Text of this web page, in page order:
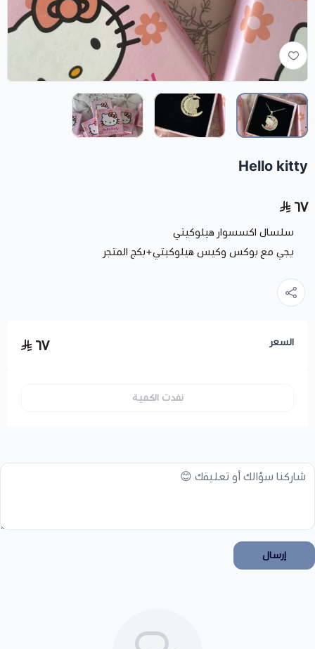
Hello kitty
٦٧
سلسال اكسسوار هيلوكيتي
يجي مع بوكس وكيس هيلوكيتي+بكج المتجر
السعر ٦٧
نفدت الكمية
إرسال